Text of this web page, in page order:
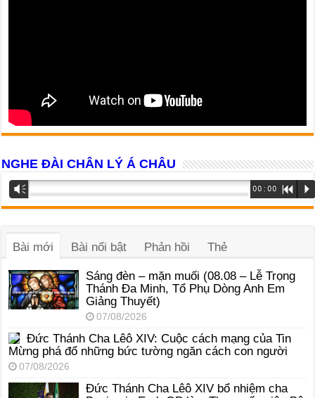
NGHE ĐÀI CHÂN LÝ Á CHÂU
Trình
phát
Vm 00:00 R P
Bài mới Bài nổi bật Phản hồi Thẻ
Sáng đèn – mặn muối (08.08 – Lễ Trọng
Thánh Đa Minh, Tổ Phụ Dòng Anh Em
Giảng Thuyết)
07/08/2026
Đức Thánh Cha Lêô XIV: Cuộc cách mạng của Tin
Mừng phá đổ những bức tường ngăn cách con người
07/08/2026
Đức Thánh Cha Lêô XIV bổ nhiệm cha